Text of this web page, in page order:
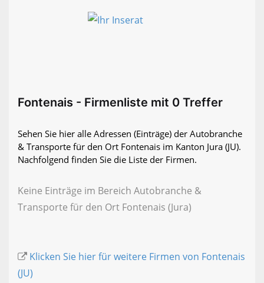
Fontenais - Firmenliste mit 0 Treffer
Sehen Sie hier alle Adressen (Einträge) der Autobranche
& Transporte für den Ort Fontenais im Kanton Jura (JU).
Nachfolgend finden Sie die Liste der Firmen.
Keine Einträge im Bereich Autobranche &
Transporte für den Ort Fontenais (Jura)
Klicken Sie hier für weitere Firmen von Fontenais
(JU)